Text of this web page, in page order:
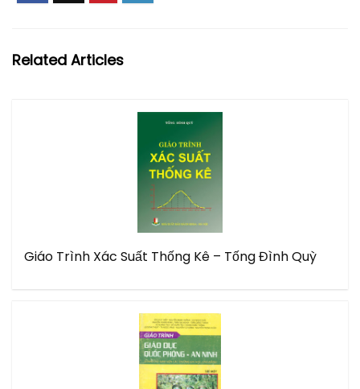
Related Articles
Giáo Trình Xác Suất Thống Kê – Tống Đình Quỳ